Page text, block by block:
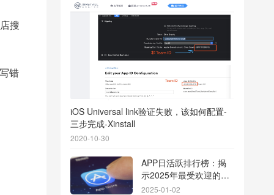
搜
错
iOS Universal link验证失败，该如何配置-
三步完成-Xinstall
2020-10-30
APP日活跃排行榜：揭
示2025年最受欢迎的应
用背后的秘密
2025-01-02